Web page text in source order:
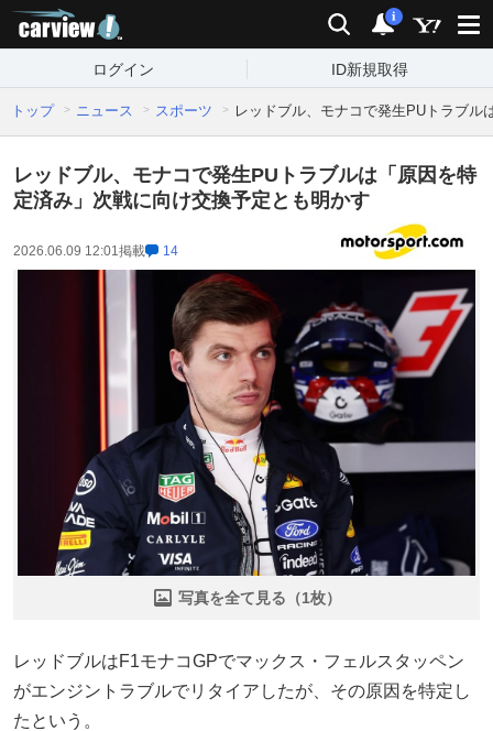
検索 通知
i
ログイン ID新規取得
トップ ニュース スポーツ レッドブル、モナコで発生PUトラブル
レッドブル、モナコで発生PUトラブルは「原因を特
定済み」次戦に向け交換予定とも明かす
2026.06.09 12:01掲載 14
写真を全て見る（1枚）
レッドブルはF1モナコGPでマックス・フェルスタッペン
がエンジントラブルでリタイアしたが、その原因を特定し
たという。